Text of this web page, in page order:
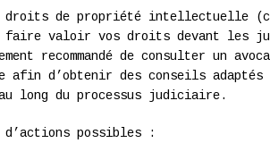
droits de propriété intellectuelle
faire valoir vos droits devant les
recommandé de consulter un
d’obtenir des conseils
long du processus judiciaire.
d’actions possibles :